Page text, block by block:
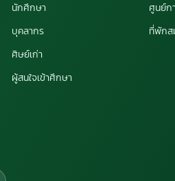
นักศึกษา
บุคลากร
ศิษย์เก่า
ผู้สนใจเข้าศึกษา
ศูนย์ก
ที่พักส